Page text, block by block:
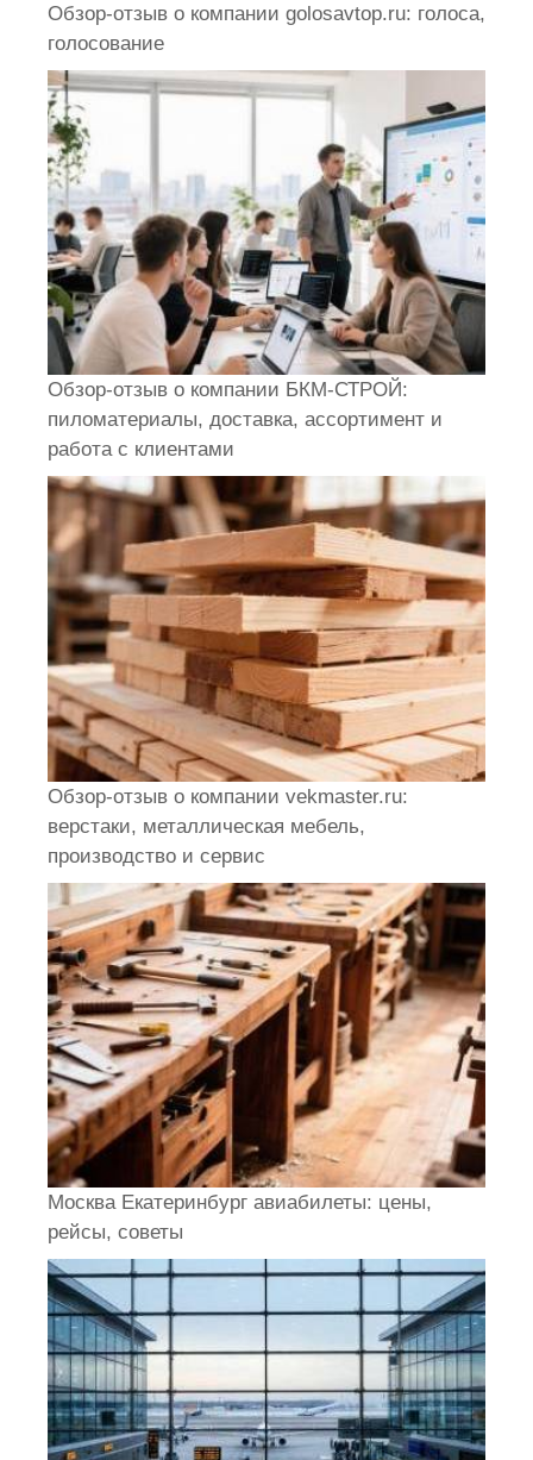
Обзор-отзыв о компании golosavtop.ru: голоса,
голосование
Обзор-отзыв о компании БКМ-СТРОЙ:
пиломатериалы, доставка, ассортимент и
работа с клиентами
Обзор-отзыв о компании vekmaster.ru:
верстаки, металлическая мебель,
производство и сервис
Москва Екатеринбург авиабилеты: цены,
рейсы, советы